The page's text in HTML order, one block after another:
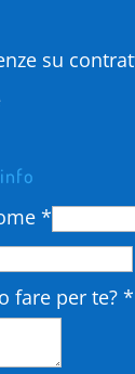
su
*
fare per te? *